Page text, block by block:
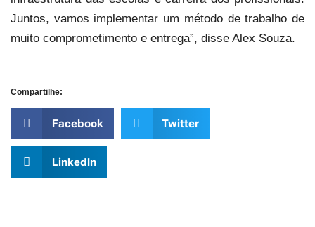
Juntos, vamos implementar um método de trabalho de
muito comprometimento e entrega”, disse Alex Souza.
Compartilhe:
Facebook Twitter
LinkedIn